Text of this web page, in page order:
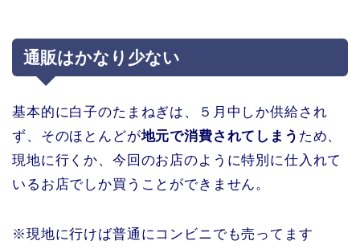
通販はかなり少ない
基本的に白子のたまねぎは、５月中しか供給され
ず、そのほとんどが地元で消費されてしまう ため、
現地に行くか、今回のお店のように特別に仕入れて
いるお店でしか買うことができません。
※現地に行けば普通にコンビニでも売ってます